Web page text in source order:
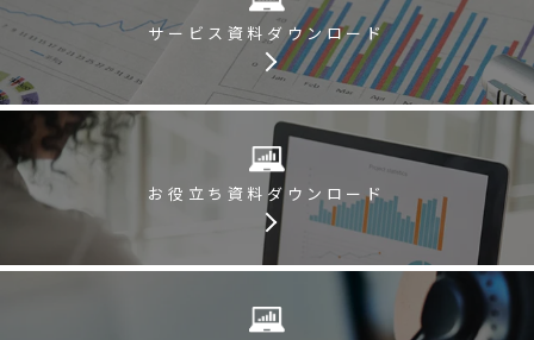
サービス資料 ダウンロード
お役立ち資料 ダウンロード